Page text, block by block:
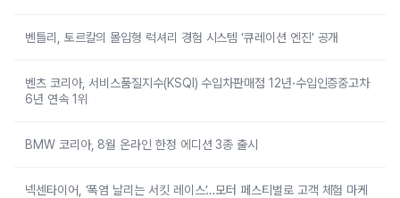
벤틀리, 토르칼의 몰입형 럭셔리 경험 시스템 ‘큐레이션 엔진’ 공개
벤츠 코리아, 서비스품질지수(KSQI) 수입차판매점 12년·수입인증중고차
6년 연속 1위
BMW 코리아, 8월 온라인 한정 에디션 3종 출시
넥센타이어, ‘폭염 날리는 서킷 레이스’…모터 페스티벌로 고객 체험 마케